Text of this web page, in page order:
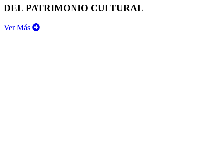
DEL PATRIMONIO CULTURAL
Ver Más